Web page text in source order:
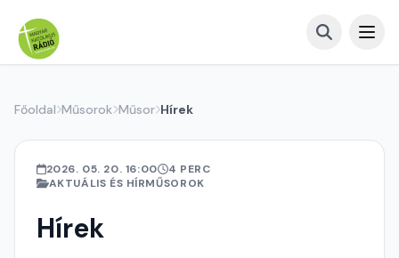
Főoldal Műsorok Műsor Hírek
2026. 05. 20. 16:00
4 PERC
AKTUÁLIS ÉS HÍRMŰSOROK
Hírek